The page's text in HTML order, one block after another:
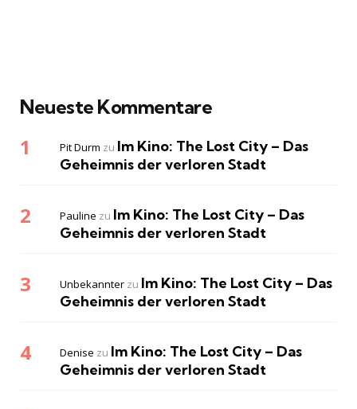
Neueste Kommentare
Pit Durm zu Im Kino: The Lost City – Das
Geheimnis der verloren Stadt
Pauline zu Im Kino: The Lost City – Das
Geheimnis der verloren Stadt
Unbekannter zu Im Kino: The Lost City – Das
Geheimnis der verloren Stadt
Denise zu Im Kino: The Lost City – Das
Geheimnis der verloren Stadt